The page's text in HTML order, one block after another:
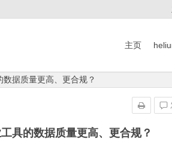
主页
据质量更高、更合规？
具的数据质量更高、更合规？